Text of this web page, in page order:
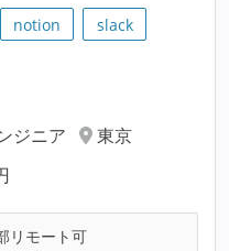
notion
slack
ジニア
東京
リモート可